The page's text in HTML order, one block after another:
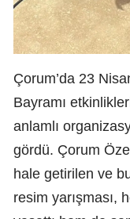
Çorum’da 23
Bayramı
anlamlı
gördü. Çorum
hale getirilen ve
resim yarışması,